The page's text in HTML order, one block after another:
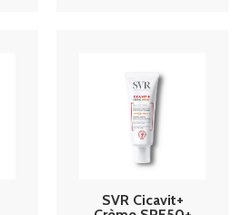
SVR Cicavit+